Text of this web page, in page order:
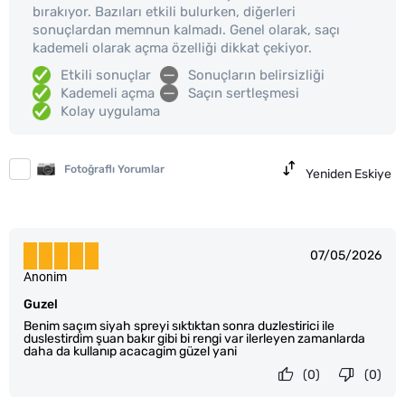
bırakıyor. Bazıları etkili bulurken, diğerleri
sonuçlardan memnun kalmadı. Genel olarak, saçı
kademeli olarak açma özelliği dikkat çekiyor.
Etkili sonuçlar
Kademeli açma
Kolay uygulama
Sonuçların belirsizliği
Saçın sertleşmesi
Fotoğraflı Yorumlar Yeniden Eskiye
07/05/2026
Guzel
Benim saçım siyah spreyi sıktıktan sonra duzlestirici ile
duslestirdim şuan bakır gibi bi rengi var ilerleyen zamanlarda
daha da kullanıp acacagim güzel yani
Anonim
(0)
(0)